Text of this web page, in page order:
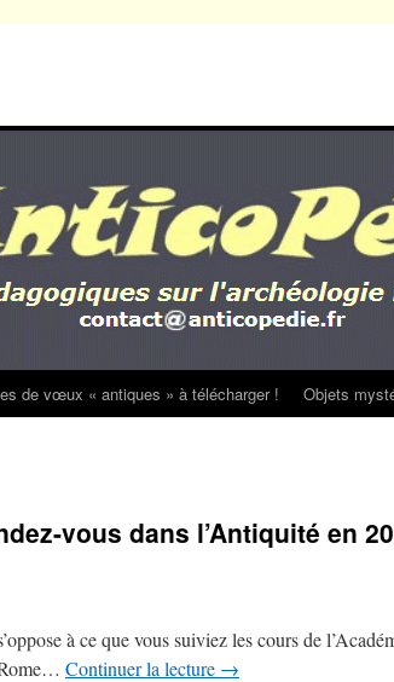
de vœux « antiques » à télécharger ! Objets
vous dans l’Antiquité en
à ce que vous suiviez les cours de
Continuer la lecture →